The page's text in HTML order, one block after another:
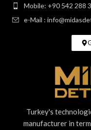
Mobile: +90 542 288
e-Mail :
Turkey's
manufacturer in